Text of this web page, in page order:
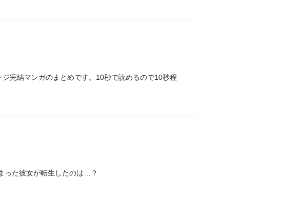
完結マンガのまとめです。10秒で読めるので10秒程
った彼女が転生したのは…？